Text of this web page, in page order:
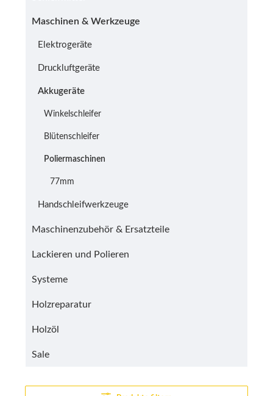
Maschinen & Werkzeuge
Elektrogeräte
Druckluftgeräte
Akkugeräte
Winkelschleifer
Blütenschleifer
Poliermaschinen
77mm
Handschleifwerkzeuge
Maschinenzubehör & Ersatzteile
Lackieren und Polieren
Systeme
Holzreparatur
Holzöl
Sale